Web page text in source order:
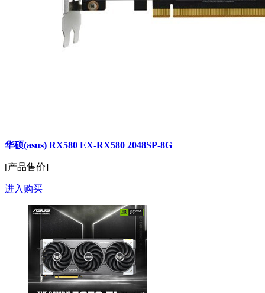
华硕(asus) RX580 EX-RX580 2048SP-8G
[产品售价]
进入购买